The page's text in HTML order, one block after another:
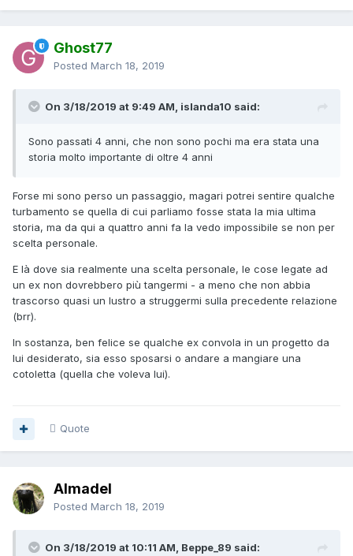
Ghost77
Posted March 18, 2019
On 3/18/2019 at 9:49 AM, islanda10 said:
Sono passati 4 anni, che non sono pochi ma era stata una
storia molto importante di oltre 4 anni
Forse mi sono perso un passaggio, magari potrei sentire qualche
turbamento se quella di cui parliamo fosse stata la mia ultima
storia, ma da qui a quattro anni fa la vedo impossibile se non per
scelta personale.
E là dove sia realmente una scelta personale, le cose legate ad
un ex non dovrebbero più tangermi - a meno che non abbia
trascorso quasi un lustro a struggermi sulla precedente relazione
(brr).
In sostanza, ben felice se qualche ex convola in un progetto da
lui desiderato, sia esso sposarsi o andare a mangiare una
cotoletta (quella che voleva lui).
Quote
Almadel
Posted March 18, 2019
On 3/18/2019 at 10:11 AM, Beppe_89 said: